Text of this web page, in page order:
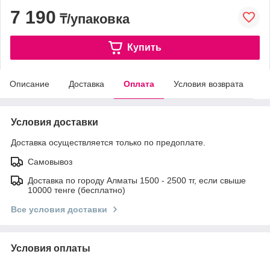
7 190 ₸/упаковка
Купить
Описание Доставка Оплата Условия возврата
Условия доставки
Доставка осуществляется только по предоплате.
Самовывоз
Доставка по городу Алматы 1500 - 2500 тг, если свыше
10000 тенге (бесплатно)
Все условия доставки
Условия оплаты